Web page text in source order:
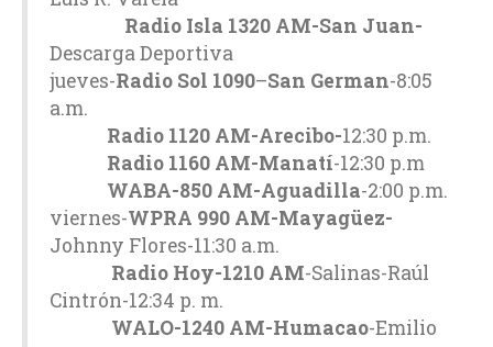
Radio Isla 1320 AM-San Juan-
Descarga Deportiva
jueves-Radio Sol 1090–San German-8:05
a.m.
Radio 1120 AM-Arecibo-12:30 p.m.
Radio 1160 AM-Manatí-12:30 p.m
WABA-850 AM-Aguadilla-2:00 p.m.
viernes-WPRA 990 AM-Mayagüez-
Johnny Flores-11:30 a.m.
Radio Hoy-1210 AM-Salinas-Raúl
Cintrón-12:34 p. m.
WALO-1240 AM-Humacao-Emilio